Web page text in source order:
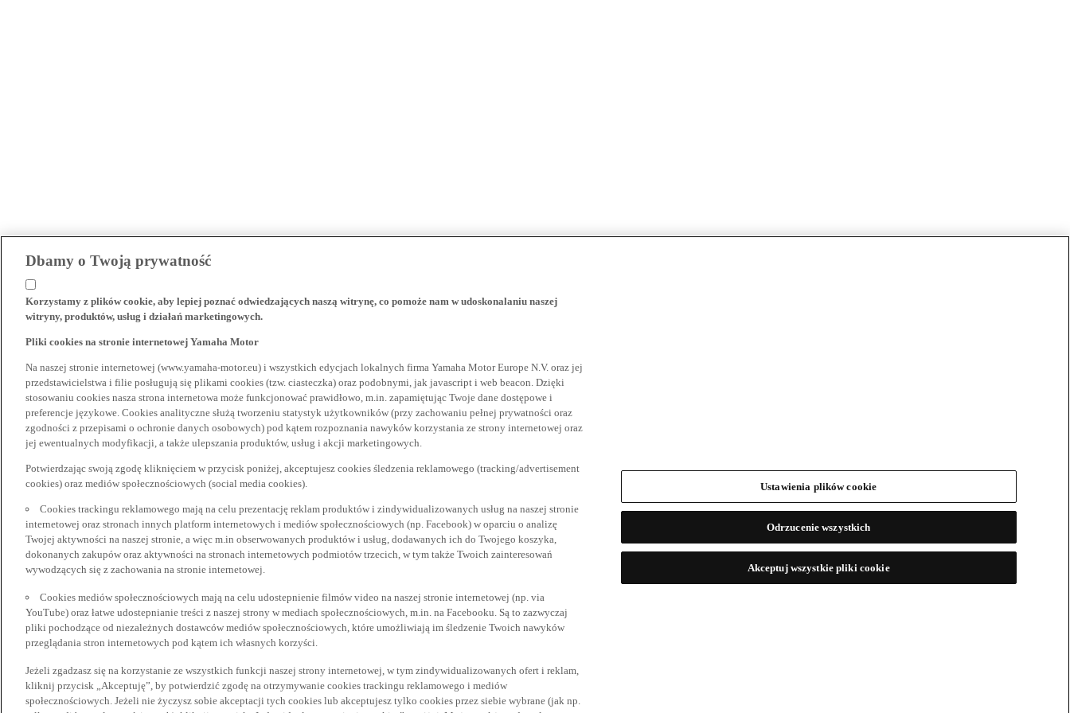
Dbamy o Twoją prywatność
Korzystamy z plików cookie, aby lepiej poznać odwiedzających naszą witrynę, co pomoże nam w udoskonalaniu naszej
witryny, produktów, usług i działań marketingowych.
Pliki cookies na stronie internetowej Yamaha Motor
Na naszej stronie internetowej (www.yamaha-motor.eu) i wszystkich edycjach lokalnych firma Yamaha Motor Europe N.V. oraz jej
przedstawicielstwa i filie posługują się plikami cookies (tzw. ciasteczka) oraz podobnymi, jak javascript i web beacon. Dzięki
stosowaniu cookies nasza strona internetowa może funkcjonować prawidłowo, m.in. zapamiętując Twoje dane dostępowe i
preferencje językowe. Cookies analityczne służą tworzeniu statystyk użytkowników (przy zachowaniu pełnej prywatności oraz
zgodności z przepisami o ochronie danych osobowych) pod kątem rozpoznania nawyków korzystania ze strony internetowej oraz
jej ewentualnych modyfikacji, a także ulepszania produktów, usług i akcji marketingowych.
Potwierdzając swoją zgodę kliknięciem w przycisk poniżej, akceptujesz cookies śledzenia reklamowego (tracking/advertisement
cookies) oraz mediów społecznościowych (social media cookies).
Cookies trackingu reklamowego mają na celu prezentację reklam produktów i zindywidualizowanych usług na naszej stronie
internetowej oraz stronach innych platform internetowych i mediów społecznościowych (np. Facebook) w oparciu o analizę
Twojej aktywności na naszej stronie, a więc m.in obserwowanych produktów i usług, dodawanych ich do Twojego koszyka,
dokonanych zakupów oraz aktywności na stronach internetowych podmiotów trzecich, w tym także Twoich zainteresowań
wywodzących się z zachowania na stronie internetowej.
Cookies mediów społecznościowych mają na celu udostepnienie filmów video na naszej stronie internetowej (np. via
YouTube) oraz łatwe udostepnianie treści z naszej strony w mediach społecznościowych, m.in. na Facebooku. Są to zazwyczaj
pliki pochodzące od niezależnych dostawców mediów społecznościowych, które umożliwiają im śledzenie Twoich nawyków
przeglądania stron internetowych pod kątem ich własnych korzyści.
Jeżeli zgadzasz się na korzystanie ze wszystkich funkcji naszej strony internetowej, w tym zindywidualizowanych ofert i reklam,
kliknij przycisk „Akceptuję”, by potwierdzić zgodę na otrzymywanie cookies trackingu reklamowego i mediów
społecznościowych. Jeżeli nie życzysz sobie akceptacji tych cookies lub akceptujesz tylko cookies przez siebie wybrane (jak np.
Ustawienia plików cookie
Odrzucenie wszystkich
Akceptuj wszystkie pliki cookie